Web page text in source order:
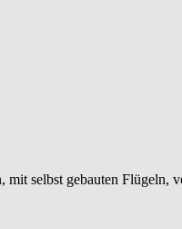
mit selbst gebauten